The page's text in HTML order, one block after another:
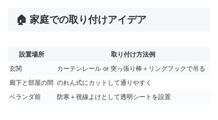
🏠 家庭での取り付けアイデア
設置場所
取り付け方法例
玄関
カーテンレール or 突っ張り棒＋リングフックで吊る
廊下と部屋の間 のれん式にカットして通りやすく
ベランダ前
防寒＋視線よけとして透明シートを設置